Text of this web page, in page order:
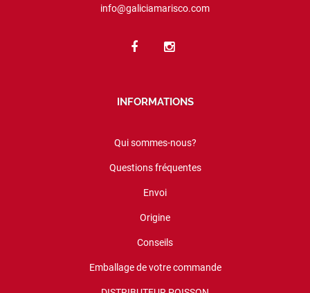
info@galiciamarisco.com
INFORMATIONS
Qui sommes-nous?
Questions fréquentes
Envoi
Origine
Conseils
Emballage de votre commande